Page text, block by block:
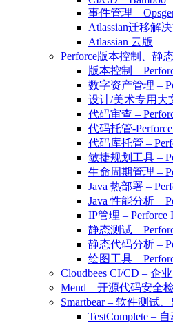
事件管理 –
Atlassian迁移解
Atlassian 云版
Perforce版本控制、静
版本控制 –
数字资产管理 –
设计/美术专用大
代码审查 –
代码托管-
代码库托管 –
敏捷规划工具 –
生命周期管理 –
Java 热部署 –
Java 性能分析 –
IP管理 – Perforce
静态测试 –
静态代码分析 –
绘图工具 –
Cloudbees CI/CD – 企
Mend – 开源代码安全
Smartbear – 软件测试
TestComplete –